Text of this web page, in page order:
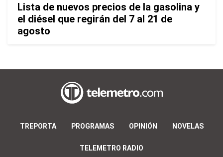
Lista de nuevos precios de la gasolina y
el diésel que regirán del 7 al 21 de
agosto
TREPORTA PROGRAMAS OPINIÓN NOVELAS
TELEMETRO RADIO